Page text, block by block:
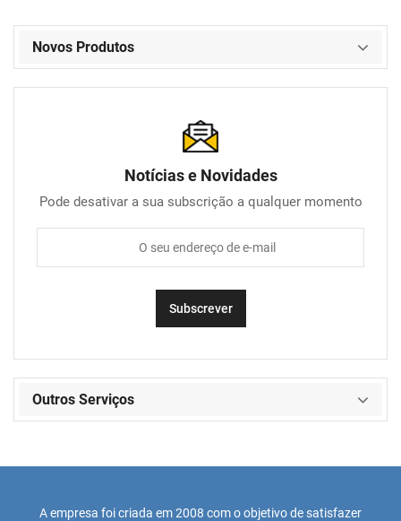
Novos Produtos
Notícias e Novidades
Pode desativar a sua subscrição a qualquer momento
Outros Serviços
A empresa foi criada em 2008 com o objetivo de satisfazer